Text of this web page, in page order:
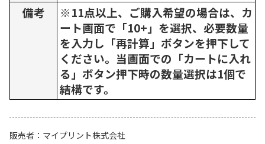
備考
※11点以上、ご購入希望の場合は、カ
ート画面で「10+」を選択、必要数量
を入力し「再計算」ボタンを押下して
ください。当画面での「カートに入れ
る」ボタン押下時の数量選択は1個で
結構です。
販売者
マイプリント株式会社